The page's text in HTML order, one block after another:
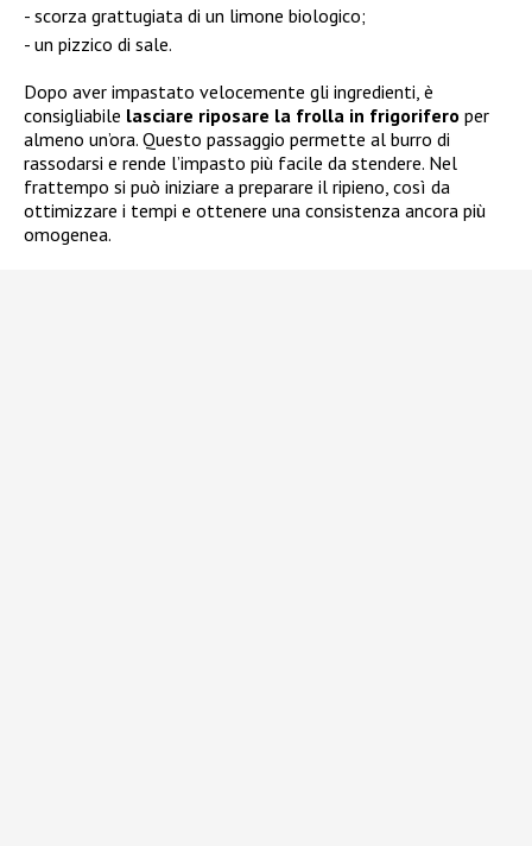
scorza grattugiata di un limone biologico;
un pizzico di sale.
Dopo aver impastato velocemente gli ingredienti, è
consigliabile lasciare riposare la frolla in frigorifero per
almeno un’ora. Questo passaggio permette al burro di
rassodarsi e rende l’impasto più facile da stendere. Nel
frattempo si può iniziare a preparare il ripieno, così da
ottimizzare i tempi e ottenere una consistenza ancora più
omogenea.